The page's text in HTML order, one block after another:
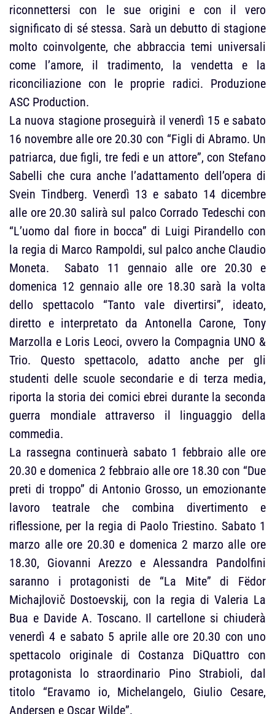
riconnettersi con le sue origini e con il vero
significato di sé stessa. Sarà un debutto di stagione
molto coinvolgente, che abbraccia temi universali
come l’amore, il tradimento, la vendetta e la
riconciliazione con le proprie radici. Produzione
ASC Production.
La nuova stagione proseguirà il venerdì 15 e sabato
16 novembre alle ore 20.30 con “Figli di Abramo. Un
patriarca, due figli, tre fedi e un attore”, con Stefano
Sabelli che cura anche l’adattamento dell’opera di
Svein Tindberg. Venerdì 13 e sabato 14 dicembre
alle ore 20.30 salirà sul palco Corrado Tedeschi con
“L’uomo dal fiore in bocca” di Luigi Pirandello con
la regia di Marco Rampoldi, sul palco anche Claudio
Moneta. Sabato 11 gennaio alle ore 20.30 e
domenica 12 gennaio alle ore 18.30 sarà la volta
dello spettacolo “Tanto vale divertirsi”, ideato,
diretto e interpretato da Antonella Carone, Tony
Marzolla e Loris Leoci, ovvero la Compagnia UNO &
Trio. Questo spettacolo, adatto anche per gli
studenti delle scuole secondarie e di terza media,
riporta la storia dei comici ebrei durante la seconda
guerra mondiale attraverso il linguaggio della
commedia.
La rassegna continuerà sabato 1 febbraio alle ore
20.30 e domenica 2 febbraio alle ore 18.30 con “Due
preti di troppo” di Antonio Grosso, un emozionante
lavoro teatrale che combina divertimento e
riflessione, per la regia di Paolo Triestino. Sabato 1
marzo alle ore 20.30 e domenica 2 marzo alle ore
18.30, Giovanni Arezzo e Alessandra Pandolfini
saranno i protagonisti de “La Mite” di Fëdor
Michajlovič Dostoevskij, con la regia di Valeria La
Bua e Davide A. Toscano. Il cartellone si chiuderà
venerdì 4 e sabato 5 aprile alle ore 20.30 con uno
spettacolo originale di Costanza DiQuattro con
protagonista lo straordinario Pino Strabioli, dal
titolo “Eravamo io, Michelangelo, Giulio Cesare,
Andersen e Oscar Wilde”.